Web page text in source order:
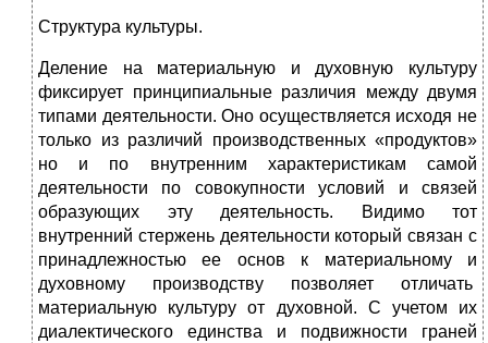
Структура культуры.
Деление на материальную и духовную культуру
фиксирует принципиальные различия между двумя
типами деятельности. Оно осуществляется исходя не
только из различий производственных «продуктов»
но и по внутренним характеристикам самой
деятельности по совокупности условий и связей
образующих эту деятельность. Видимо тот
внутренний стержень деятельности который связан с
принадлежностью ее основ к материальному и
духовному производству позволяет отличать
материальную культуру от духовной. С учетом их
диалектического единства и подвижности граней